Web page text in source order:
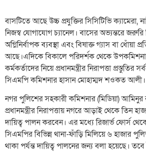
বাসটিতে আছে উচ্চ প্রযুক্তির সিসিটিভি ক্যামেরা,
নিজস্ব যোগাযোগ চ্যানেল। বাসের অভ্যন্তরে জরুরি
অগ্নিনির্বাপক ব্যবস্থা এবং বিষাক্ত গ্যাস বা ধোঁয়া
আছে।এদিকে বিকালে পরিদর্শক থেকে
কর্মকর্তাদের নিয়ে প্রধানমন্ত্রীর নিরাপত্তা প্রস্তুতির
সিএমপি কমিশনার হাসান মোহাম্মদ শওকত আলী।
নগর পুলিশের সহকারী কমিশনার (মিডিয়া) আমিনুর
প্রধানমন্ত্রীর নিরাপত্তায় নগরে আড়াই থেকে তিন
দায়িত্ব পালন করবেন। এর মধ্যে রিজার্ভ ফোর্স
সিএমপির বিভিন্ন থানা-ফাঁড়ি মিলিয়ে ৬ হাজার
থাকা পর্যন্ত দায়িত্ব পালনের জন্য বলা হয়েছে। তবে